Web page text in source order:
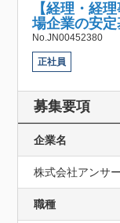
【経理・経
場企業の安定
No.JN00452380
正社員
募集要項
企業名
株式会社アンサ
職種